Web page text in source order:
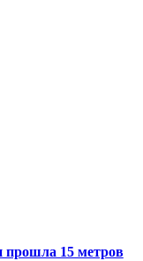
15 метров